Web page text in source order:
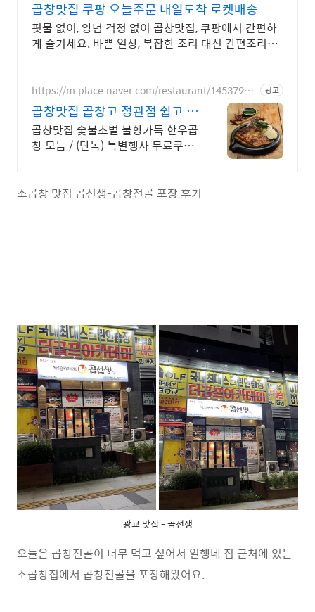
곱창맛집 쿠팡 오늘주문 내일도착 로켓배송
핏물 없이, 양념 걱정 없이 곱창맛집, 쿠팡에서 간편하
게 즐기세요. 바쁜 일상, 복잡한 조리 대신 간편조리식
https://m.place.naver.com/restaurant/14537953 광고
곱창맛집 곱창고 정관점 쉽고 빠
른 네이버 예약
곱창맛집 숯불초벌 불향가득 한우곱
창 모듬 / (단독) 특별행사 무료쿠폰
소곱창 맛집 곱선생-곱창전골 포장 후기
광교 맛집 - 곱선생
오늘은 곱창전골이 너무 먹고 싶어서 일행네 집 근처에 있는
소곱창집에서 곱창전골을 포장해왔어요.